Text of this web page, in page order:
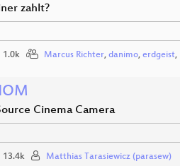
zahlt?
1.0k Marcus Richter, danimo, erdgeist,
Cinema Camera
13.4k Matthias Tarasiewicz (parasew)